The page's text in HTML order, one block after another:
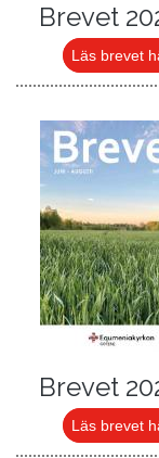
Brevet
Läs brevet
Brevet
Läs brevet